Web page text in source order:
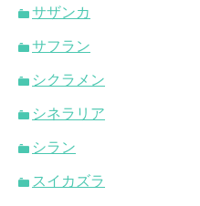
サザンカ
サフラン
シクラメン
シネラリア
シラン
スイカズラ